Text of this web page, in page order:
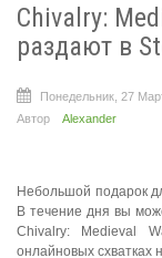
Chivalry:
раздают в
Понедельник, 27
Автор
Alexander
Небольшой подарок
В течение дня вы
Chivalry: Medieval
онлайновых схватках